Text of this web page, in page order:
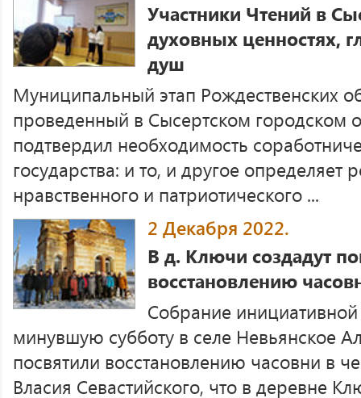
Участники Чтений в
духовных ценностях,
душ
Муниципальный этап Рождественских
проведенный в Сысертском городском
подтвердил необходимость
государства: и то, и другое определяет
нравственного и патриотического ...
2 Декабря 2022.
В д. Ключи создадут
восстановлению
Собрание
минувшую субботу в селе Невьянское
посвятили восстановлению часовни в
Власия Севастийского, что в деревне